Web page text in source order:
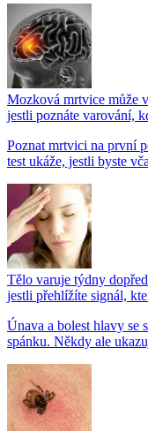
Mozková mrtvice může
jestli poznáte varování,
Poznat mrtvici na první
test ukáže, jestli byste
Tělo varuje týdny
jestli přehlížíte signál,
Únava a bolest hlavy se
spánku. Někdy ale